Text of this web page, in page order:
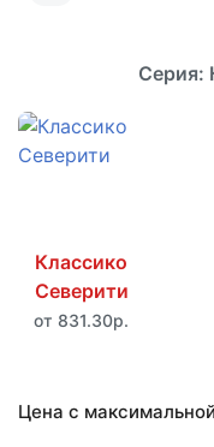
Серия:
Классико
Северити
от 831.30р.
Цена с